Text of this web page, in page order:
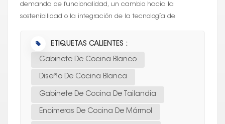
demanda de funcionalidad, un cambio hacia la
sostenibilidad o la integración de la tecnología de
ETIQUETAS CALIENTES :
Gabinete De Cocina Blanco
Diseño De Cocina Blanca
Gabinete De Cocina De Tailandia
Encimeras De Cocina De Mármol